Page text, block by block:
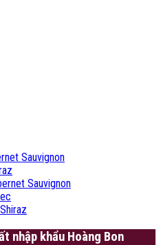
Sauvignon
Sauvignon
nhập khẩu Hoàng Bon